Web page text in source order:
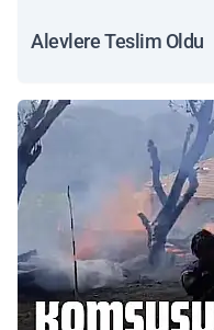
Alevlere Teslim Oldu